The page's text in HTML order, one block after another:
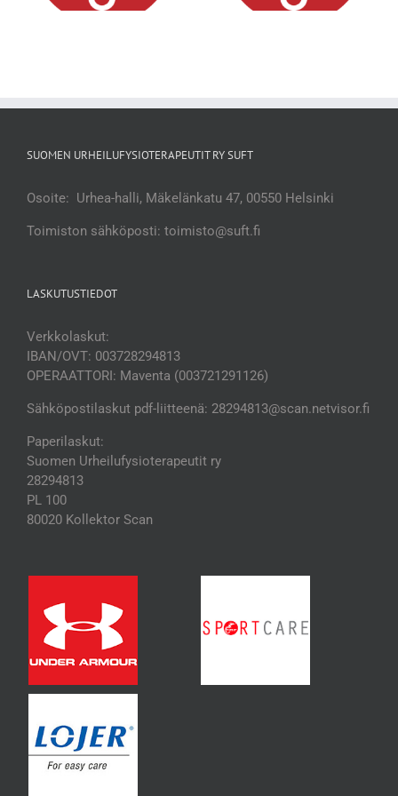
SUOMEN URHEILUFYSIOTERAPEUTIT RY SUFT
Osoite: Urhea-halli, Mäkelänkatu 47, 00550 Helsinki
Toimiston sähköposti: toimisto@suft.fi
LASKUTUSTIEDOT
Verkkolaskut:
IBAN/OVT: 003728294813
OPERAATTORI: Maventa (003721291126)
Sähköpostilaskut pdf-liitteenä: 28294813@scan.netvisor.fi
Paperilaskut:
Suomen Urheilufysioterapeutit ry
28294813
PL 100
80020 Kollektor Scan